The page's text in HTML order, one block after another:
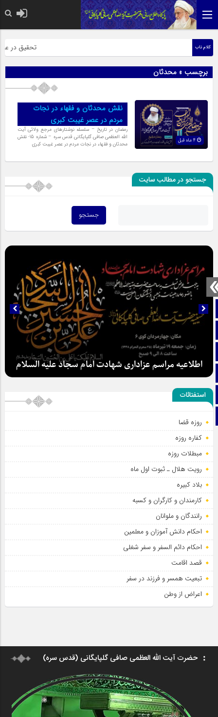
صفحه نخست
آپارات
اینستاگرام
کلام ناب تحقیق در
برچسب » محدثان
نقش محدثان و فقهاء در نجات
مردم در عصر غیبت کبری
رمضان در تاریخ – سلسله نوشتارهای مرجع ولائی آیت
الله العظمی صافی گلپایگانی قدس سره – شماره 15- نقش
محدثان و فقهاء در نجات مردم در عصر غیبت کبری
جستجو در مطالب سایت
اطلاعیه مراسم عزاداری شهادت امام سجاد علیه السلام
استفتائات
روزه قضا
کفاره روزه
مبطلات روزه
رویت هلال ـ ثبوت اول ماه
بلاد کبیره
کارمندان و کارگران و کسبه
رانندگان و ملوانان
احکام دانش آموزان و معلمین
احکام دائم السفر و سفر شغلی
قصد اقامت
تبعیت همسر و فرزند در سفر
اعراض از وطن
حضرت آیت الله العظمی صافی گلپایگانی (قدس سره)